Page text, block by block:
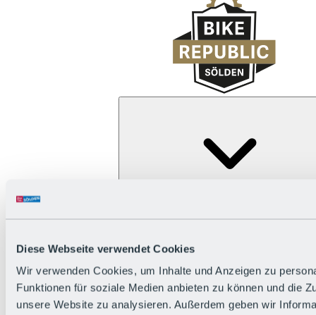
Diese Webseite verwendet Cookies
Wir verwenden Cookies, um Inhalte und Anzeigen zu
Funktionen für soziale Medien anbieten zu können und die
unsere Website zu analysieren. Außerdem geben wir
Bürger:in werden
Bikepark-Rules
Bikepark-Partnerschaften
Nachhaltigkeit in der BRS